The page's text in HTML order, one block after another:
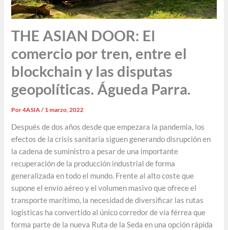
THE ASIAN DOOR: El
comercio por tren, entre el
blockchain y las disputas
geopolíticas. Águeda Parra.
Por4ASIA/ 1 marzo, 2022
Después de dos años desde que empezara la pandemia, los
efectos de la crisis sanitaria siguen generando disrupción en
la cadena de suministro a pesar de una importante
recuperación de la producción industrial de forma
generalizada en todo el mundo. Frente al alto coste que
supone el envío aéreo y el volumen masivo que ofrece el
transporte marítimo, la necesidad de diversificar las rutas
logísticas ha convertido al único corredor de vía férrea que
forma parte de la nueva Ruta de la Seda en una opción rápida